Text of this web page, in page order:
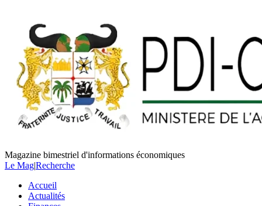
Magazine bimestriel d'informations économiques
Le Mag|Recherche
Accueil
Actualités